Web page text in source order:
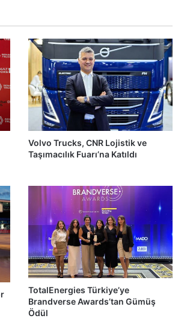
Volvo Trucks, CNR Lojistik ve
Taşımacılık Fuarı’na Katıldı
TotalEnergies Türkiye’ye
Brandverse Awards’tan Gümüş
Ödül